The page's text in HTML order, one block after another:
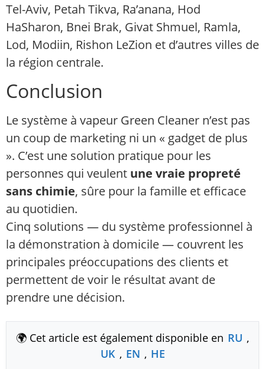
Tel-Aviv, Petah Tikva, Ra’anana, Hod
HaSharon, Bnei Brak, Givat Shmuel, Ramla,
Lod, Modiin, Rishon LeZion et d’autres villes de
la région centrale.
Conclusion
Le système à vapeur Green Cleaner n’est pas
un coup de marketing ni un « gadget de plus
». C’est une solution pratique pour les
personnes qui veulent une vraie propreté
sans chimie, sûre pour la famille et efficace
au quotidien.
Cinq solutions — du système professionnel à
la démonstration à domicile — couvrent les
principales préoccupations des clients et
permettent de voir le résultat avant de
prendre une décision.
🌍 Cet article est également disponible en RU ,
UK , EN , HE